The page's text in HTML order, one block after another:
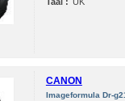
CANON
Imageformula Dr-